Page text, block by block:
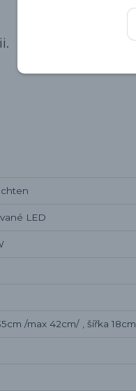
LED
/max 42cm/ , šířka 18cm